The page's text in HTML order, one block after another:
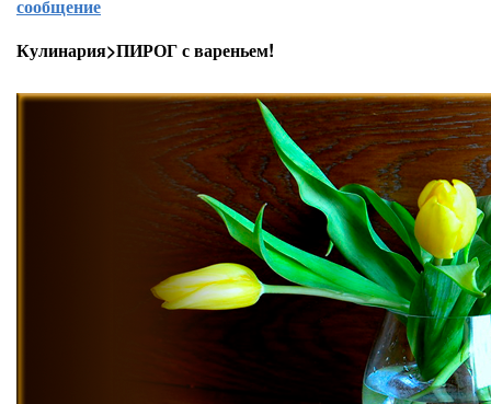
сообщение
Кулинария>ПИРОГ с вареньем!